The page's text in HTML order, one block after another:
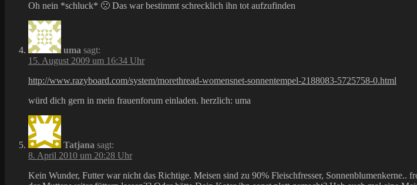
Oh nein *schluck* 🙁 Das war bestimmt schrecklich ihn tot aufzufinden
uma sagt:
15. August 2009 um 16:34 Uhr
http://www.razyboard.com/system/morethread-womensnet-sonnentempel-2188083-5725758-0.html
würd dich gern in mein frauenforum einladen. herzlich: uma
Tatjana sagt:
8. April 2010 um 20:28 Uhr
Kein Wunder, Futter war nicht das Richtige. Meisen sind zu 90% Fleischfresser,